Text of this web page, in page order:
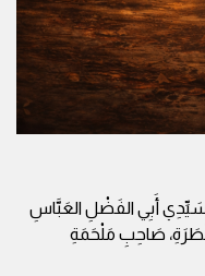
أَبِي الفَضْلِ العَبَّاسِ
صَاحِبِ مَلْحَمَةِ